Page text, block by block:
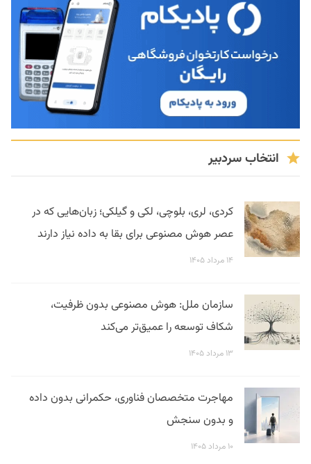
انتخاب سردبیر
کردی، لری، بلوچی، لکی و گیلکی؛ زبان‌هایی که در
عصر هوش مصنوعی برای بقا به داده نیاز دارند
۱۴ مرداد ۱۴۰۵
سازمان ملل: هوش مصنوعی بدون ظرفیت،
شکاف توسعه را عمیق‌تر می‌کند
۱۳ مرداد ۱۴۰۵
مهاجرت متخصصان فناوری، حکمرانی بدون داده
و بدون سنجش
۱۰ مرداد ۱۴۰۵